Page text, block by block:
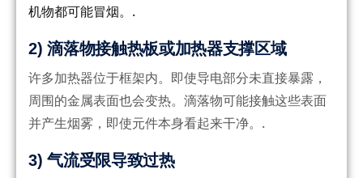
机物都可能冒烟。.
2) 滴落物接触热板或加热器支撑区域
许多加热器位于框架内。即使导电部分未直接暴露，
周围的金属表面也会变热。滴落物可能接触这些表面
并产生烟雾，即使元件本身看起来干净。.
3) 气流受限导致过热